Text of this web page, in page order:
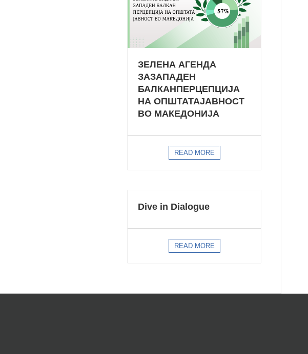
ЗЕЛЕНА АГЕНДА
ЗАЗАПАДЕН
БАЛКАНПЕРЦЕПЦИЈА
НА ОПШТАТАЈАВНОСТ
ВО МАКЕДОНИЈА
READ MORE
Dive in Dialogue
READ MORE